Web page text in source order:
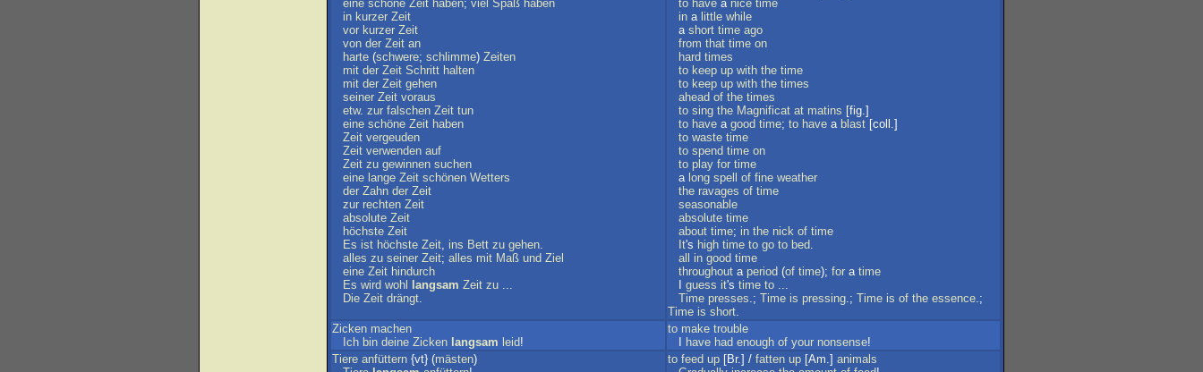
eine schöne Zeit haben; viel Spaß haben
in kurzer Zeit
vor kurzer Zeit
von der Zeit an
harte (schwere; schlimme) Zeiten
mit der Zeit Schritt halten
mit der Zeit gehen
seiner Zeit voraus
etw. zur falschen Zeit tun
eine schöne Zeit haben
Zeit vergeuden
Zeit verwenden auf
Zeit zu gewinnen suchen
eine lange Zeit schönen Wetters
der Zahn der Zeit
zur rechten Zeit
absolute Zeit
höchste Zeit
Es ist höchste Zeit, ins Bett zu gehen.
alles zu seiner Zeit; alles mit Maß und Ziel
eine Zeit hindurch
Es wird wohl langsam Zeit zu ...
Die Zeit drängt.
to have a nice time
in a little while
a short time ago
from that time on
hard times
to keep up with the time
to keep up with the times
ahead of the times
to sing the Magnificat at matins [fig.]
to have a good time; to have a blast [coll.]
to waste time
to spend time on
to play for time
a long spell of fine weather
the ravages of time
seasonable
absolute time
about time; in the nick of time
It's high time to go to bed.
all
in good time
throughout a period (of time); for a time
guess it's time to ...
Time presses.; Time is pressing.; Time is of the essence.;
Time is short.
Zicken machen
Ich bin deine Zicken langsam leid!
to make trouble
have had enough of your nonsense!
Tiere anfüttern {vt} (mästen)
to feed up [Br.] / fatten up [Am.] animals